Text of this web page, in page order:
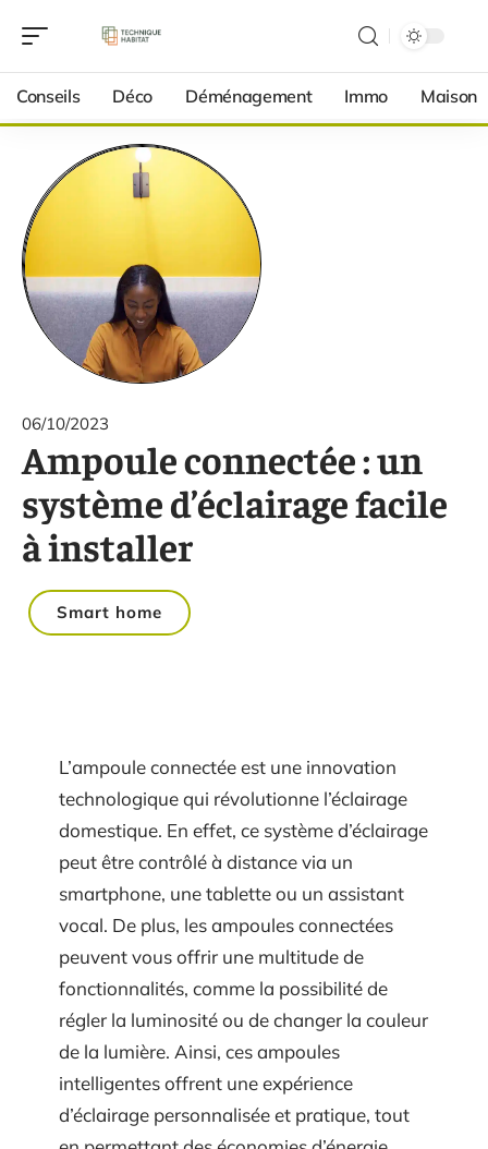
Conseils Déco Déménagement Immo Maison
06/10/2023
Ampoule connectée : un
système d’éclairage facile
à installer
Smart home
L’ampoule connectée est une innovation
technologique qui révolutionne l’éclairage
domestique. En effet, ce système d’éclairage
peut être contrôlé à distance via un
smartphone, une tablette ou un assistant
vocal. De plus, les ampoules connectées
peuvent vous offrir une multitude de
fonctionnalités, comme la possibilité de
régler la luminosité ou de changer la couleur
de la lumière. Ainsi, ces ampoules
intelligentes offrent une expérience
d’éclairage personnalisée et pratique, tout